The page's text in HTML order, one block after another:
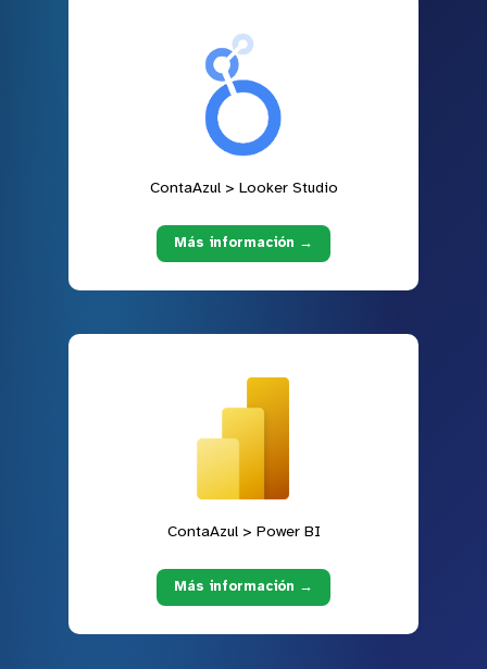
ContaAzul > Looker Studio
Más información →
ContaAzul > Power BI
Más información →